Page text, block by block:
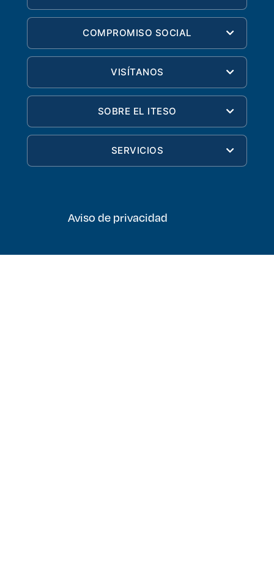
COMPROMISO SOCIAL
VISÍTANOS
SOBRE EL ITESO
SERVICIOS
Aviso de privacidad